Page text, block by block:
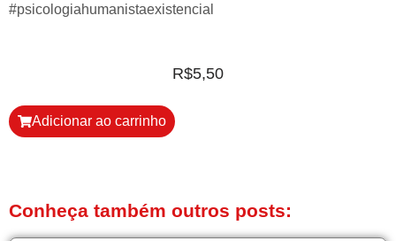
#psicologiahumanistaexistencial
R$5,50
Adicionar ao carrinho
Conheça também outros posts: